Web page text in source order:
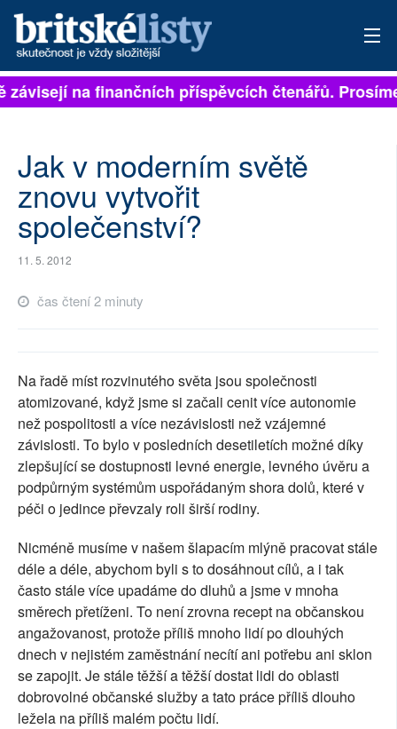
PŘIHLÁSIT
ARCHIV
ROZHOVORY
TÉMATA
NEJČTENĚJŠÍ ZA 7 DNÍ
PŘÍSPĚVKY NA PROVOZ
SOCIÁLNÍ SÍTĚ
RUBRIKY
PLNÁ VERZE STRÁNEK
na finančních příspěvcích čtenářů.
Jak v moderním světě
znovu vytvořit
společenství?
11. 5. 2012
čas čtení 2 minuty
Na řadě míst rozvinutého světa jsou společnosti
atomizované, když jsme si začali cenit více autonomie
než pospolitosti a více nezávislosti než vzájemné
závislosti. To bylo v posledních desetiletích možné díky
zlepšující se dostupnosti levné energie, levného úvěru a
podpůrným systémům uspořádaným shora dolů, které v
péči o jedince převzaly roli širší rodiny.
Nicméně musíme v našem šlapacím mlýně pracovat stále
déle a déle, abychom byli s to dosáhnout cílů, a i tak
často stále více upadáme do dluhů a jsme v mnoha
směrech přetíženi. To není zrovna recept na občanskou
angažovanost, protože příliš mnoho lidí po dlouhých
dnech v nejistém zaměstnání necítí ani potřebu ani sklon
se zapojit. Je stále těžší a těžší dostat lidi do oblasti
dobrovolné občanské služby a tato práce příliš dlouho
ležela na příliš malém počtu lidí.